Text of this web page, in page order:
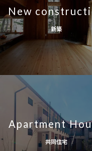
New
新築
Apartment
共同住宅